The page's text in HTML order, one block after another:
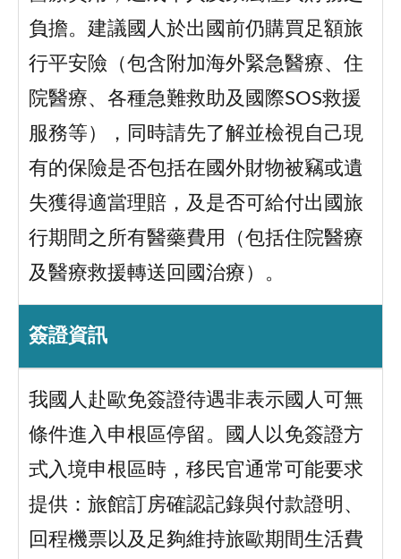
負擔。建議國人於出國前仍購買足額旅
行平安險（包含附加海外緊急醫療、住
院醫療、各種急難救助及國際SOS救援
服務等），同時請先了解並檢視自己現
有的保險是否包括在國外財物被竊或遺
失獲得適當理賠，及是否可給付出國旅
行期間之所有醫藥費用（包括住院醫療
及醫療救援轉送回國治療）。
簽證資訊
我國人赴歐免簽證待遇非表示國人可無
條件進入申根區停留。國人以免簽證方
式入境申根區時，移民官通常可能要求
提供：旅館訂房確認記錄與付款證明、
回程機票以及足夠維持旅歐期間生活費